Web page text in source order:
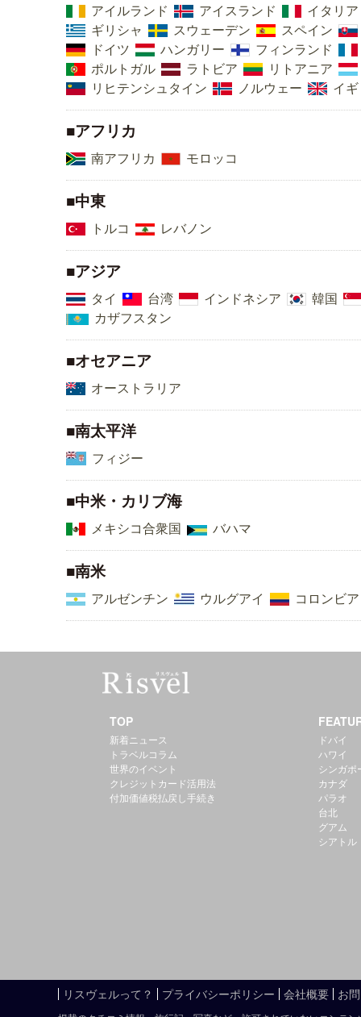
アイルランド アイスランド イタリア
ギリシャ
スウェーデン スペイン
ドイツ
ハンガリー フィンランド
ポルトガル
ラトビア リトアニア
リヒテンシュタイン
ノルウェー イギ
■アフリカ
南アフリカ モロッコ
■中東
トルコ レバノン
■アジア
タイ 台湾 インドネシア 韓国
カザフスタン
■オセアニア
オーストラリア
■南太平洋
フィジー
■中米・カリブ海
メキシコ合衆国 バハマ
■南米
アルゼンチン ウルグアイ コロンビア
TOP
新着ニュース
トラベルコラム
世界のイベント
クレジットカード活用法
付加価値税払戻し手続き
ドバイ
ハワイ
シンガポ
カナダ
パラオ
台北
グアム
シアトル
リスヴェルって？ プライバシーポリシー 会社概要 お